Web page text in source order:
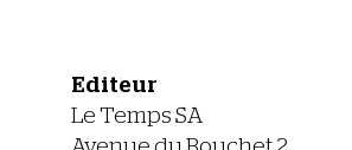
Editeur
Le Temps SA